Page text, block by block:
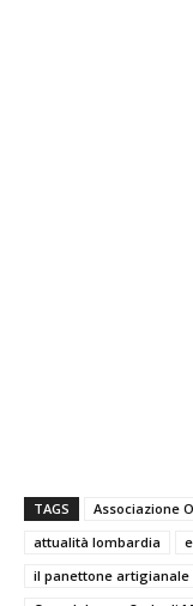
TAGS
Associazione
attualità lombardia
il panettone artigianale